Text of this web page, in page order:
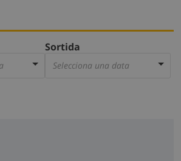
Sortida
Selecciona una data